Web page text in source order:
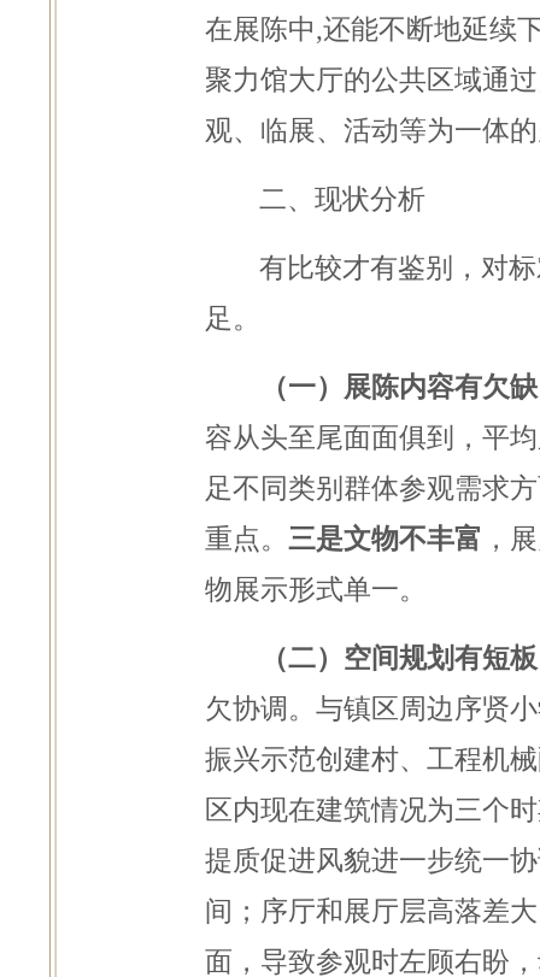
在展陈中,还能不断地延续
聚力馆大厅的公共区域通
观、临展、活动等为一体
二、现状分析
有比较才有鉴别，对
足。
（一）展陈内容有欠
容从头至尾面面俱到，平
足不同类别群体参观需求
重点。 三是文物不丰富 ，
物展示形式单一。
（二）空间规划有短
欠协调。与镇区周边序贤
振兴示范创建村、工程机
区内现在建筑情况为三个
提质促进风貌进一步统一
间；序厅和展厅层高落差
面，导致参观时左顾右盼